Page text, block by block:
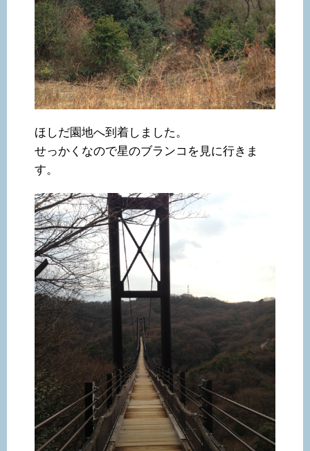
ほしだ園地へ到着しました。
せっかくなので星のブランコを見に行きま
す。